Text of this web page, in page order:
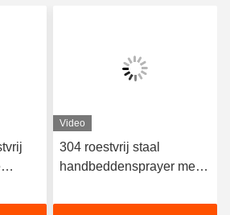
in de
Video
304 roestvrij staal
handbeddensprayer met
jaar garantie